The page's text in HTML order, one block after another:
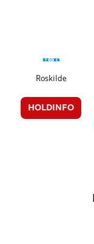
Roskilde
HOLDINFO